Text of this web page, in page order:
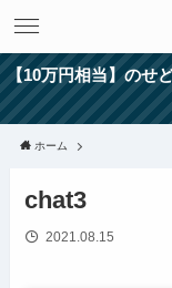
【10万円相当】のせ
ホーム
chat3
2021.08.15